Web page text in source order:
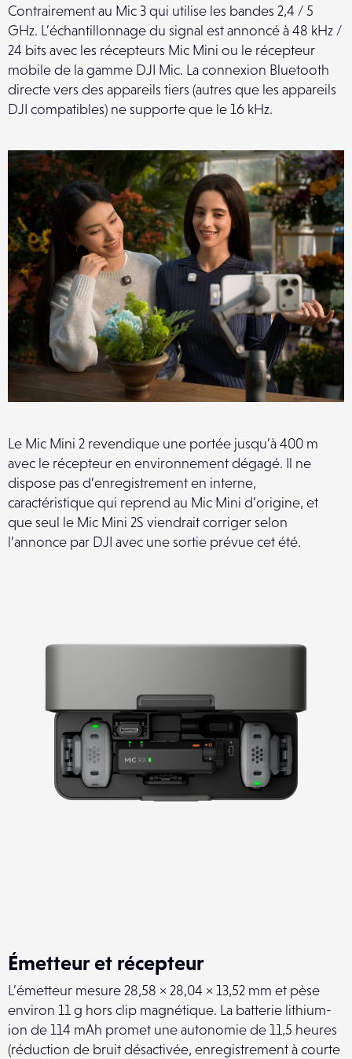
Contrairement au Mic 3 qui utilise les bandes 2,4 / 5
GHz. L’échantillonnage du signal est annoncé à 48 kHz /
24 bits avec les récepteurs Mic Mini ou le récepteur
mobile de la gamme DJI Mic. La connexion Bluetooth
directe vers des appareils tiers (autres que les appareils
DJI compatibles) ne supporte que le 16 kHz.
Le Mic Mini 2 revendique une portée jusqu’à 400 m
avec le récepteur en environnement dégagé. Il ne
dispose pas d’enregistrement en interne,
caractéristique qui reprend au Mic Mini d’origine, et
que seul le Mic Mini 2S viendrait corriger selon
l’annonce par DJI avec une sortie prévue cet été.
Émetteur et récepteur
L’émetteur mesure 28,58 × 28,04 × 13,52 mm et pèse
environ 11 g hors clip magnétique. La batterie lithium-
ion de 114 mAh promet une autonomie de 11,5 heures
(réduction de bruit désactivée, enregistrement à courte